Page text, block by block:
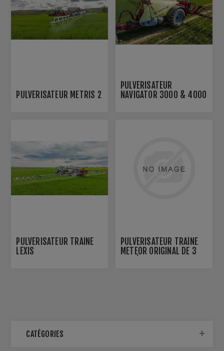
PULVÉRISATEUR METRIS 2
PULVÉRISATEUR
NAVIGATOR 3000 & 4000
PULVÉRISATEUR TRAINÉ
LEXIS
PULVÉRISATEUR TRAÎNÉ
METEOR ORIGINAL DE 3
CATÉGORIES